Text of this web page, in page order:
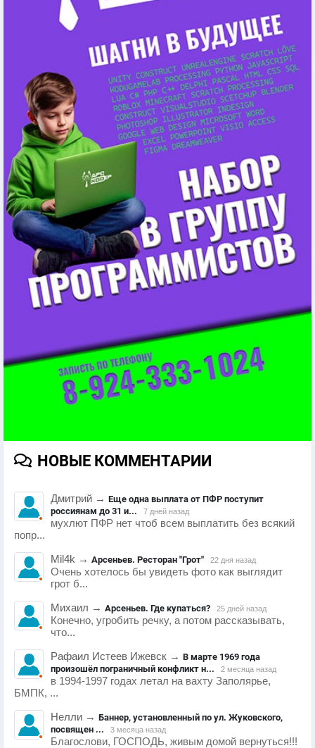
НОВЫЕ КОММЕНТАРИИ
Дмитрий → Еще одна выплата от ПФР поступит
россиянам до 31 и...
7 дней назад
мухлют ПФР нет чтоб всем выплатить без всякий
попр...
Mil4k → Арсеньев. Ресторан "Грот" 22 дня назад
Очень хотелось бы увидеть фото как выглядит
грот б...
Михаил → Арсеньев. Где купаться? 25 дней назад
Конечно, угробить речку, а потом рассказывать,
что...
Рафаил Истеев Ижевск → В марте 1969 года
произошёл пограничный конфликт н...
2 месяца назад
в 1994-1997 годах летал на вахту Заполярье,
БМПК, ...
Нелли → Баннер, установленный по ул. Жуковского,
посвящен ...
3 месяца назад
Благослови, ГОСПОДЬ, живым домой вернуться!!!